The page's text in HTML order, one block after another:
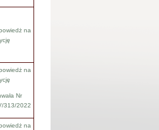
na
na
Nr
313/2022
na